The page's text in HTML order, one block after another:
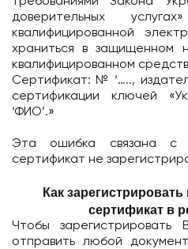
доверительных
квалифицированной
храниться в защищенном
квалифицированном
Сертификат: № ‘…..,
сертификации ключей
‘ФИО’.»
Эта ошибка связана
сертификат не
Как
сертификат в
Чтобы
отправить любой